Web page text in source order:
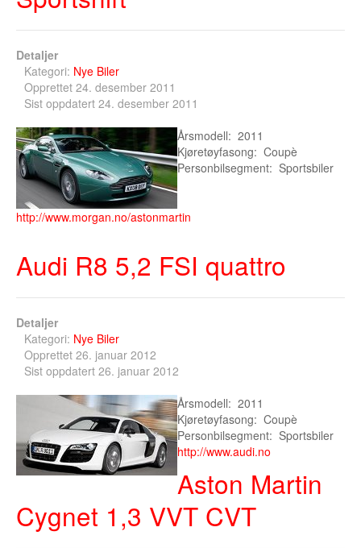
Nordland
Vestfold
Østfold
Bruktbil Forhandler
Detaljer
Kategori: Nye Biler
Opprettet 24. desember 2011
Sist oppdatert 24. desember 2011
Årsmodell: 2011
Kjøretøyfasong: Coupè
Personbilsegment: Sportsbiler
http://www.morgan.no/astonmartin
Audi R8 5,2 FSI quattro
Detaljer
Kategori: Nye Biler
Opprettet 26. januar 2012
Sist oppdatert 26. januar 2012
Årsmodell: 2011
Kjøretøyfasong: Coupè
Personbilsegment: Sportsbiler
http://www.audi.no
Aston Martin
Cygnet 1,3 VVT CVT